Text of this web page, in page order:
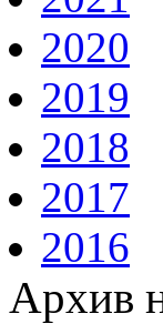
2020
2019
2018
2017
2016
Архив